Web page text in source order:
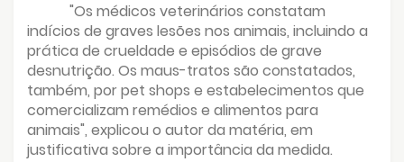
"Os médicos veterinários constatam
indícios de graves lesões nos animais, incluindo a
prática de crueldade e episódios de grave
desnutrição. Os maus-tratos são constatados,
também, por pet shops e estabelecimentos que
comercializam remédios e alimentos para
animais", explicou o autor da matéria, em
justificativa sobre a importância da medida.